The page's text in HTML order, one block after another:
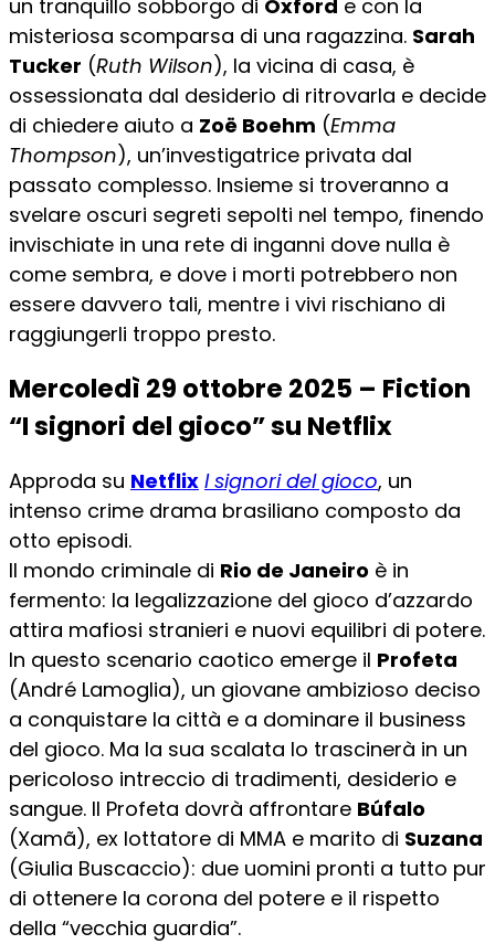
un tranquillo sobborgo di Oxford e con la
misteriosa scomparsa di una ragazzina. Sarah
Tucker (Ruth Wilson), la vicina di casa, è
ossessionata dal desiderio di ritrovarla e decide
di chiedere aiuto a Zoë Boehm (Emma
Thompson), un’investigatrice privata dal
passato complesso. Insieme si troveranno a
svelare oscuri segreti sepolti nel tempo, finendo
invischiate in una rete di inganni dove nulla è
come sembra, e dove i morti potrebbero non
essere davvero tali, mentre i vivi rischiano di
raggiungerli troppo presto.
Mercoledì 29 ottobre 2025 – Fiction
“I signori del gioco” su Netflix
Approda su Netflix I signori del gioco, un
intenso crime drama brasiliano composto da
otto episodi.
Il mondo criminale di Rio de Janeiro è in
fermento: la legalizzazione del gioco d’azzardo
attira mafiosi stranieri e nuovi equilibri di potere.
In questo scenario caotico emerge il Profeta
(André Lamoglia), un giovane ambizioso deciso
a conquistare la città e a dominare il business
del gioco. Ma la sua scalata lo trascinerà in un
pericoloso intreccio di tradimenti, desiderio e
sangue. Il Profeta dovrà affrontare Búfalo
(Xamã), ex lottatore di MMA e marito di Suzana
(Giulia Buscaccio): due uomini pronti a tutto pur
di ottenere la corona del potere e il rispetto
della “vecchia guardia”.